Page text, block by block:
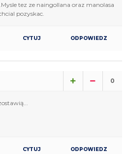
tez ze naingollana oraz manolasa
pozyskac.
CYTUJ ODPOWIEDZ
0
CYTUJ ODPOWIEDZ